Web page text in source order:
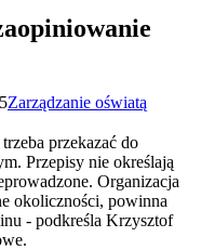
Zarządzanie oświatą
przekazać do
Przepisy nie określają
Organizacja
okoliczności, powinna
- podkreśla Krzysztof